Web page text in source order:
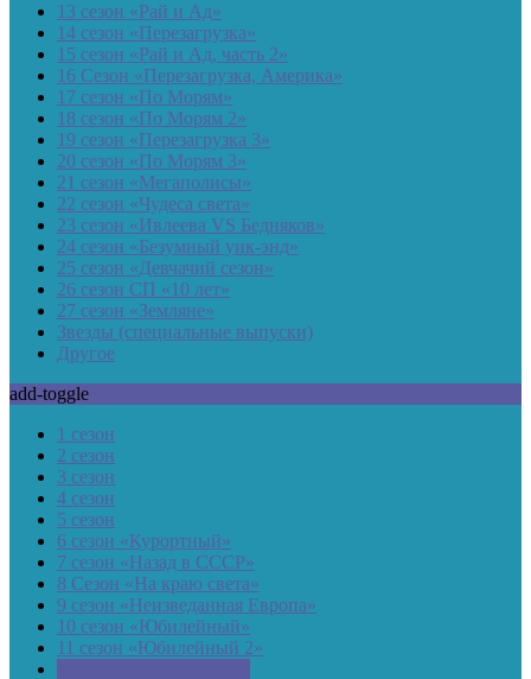
13 сезон «Рай и Ад»
14 сезон «Перезагрузка»
15 сезон «Рай и Ад, часть 2»
16 Сезон «Перезагрузка, Америка»
17 сезон «По Морям»
18 сезон «По Морям 2»
19 сезон «Перезагрузка 3»
20 сезон «По Морям 3»
21 сезон «Мегаполисы»
22 сезон «Чудеса света»
23 сезон «Ивлеева VS Бедняков»
24 сезон «Безумный уик-энд»
25 сезон «Девчачий сезон»
26 сезон СП «10 лет»
27 сезон «Земляне»
Звезды (специальные выпуски)
Другое
add-toggle
1 сезон
2 сезон
3 сезон
4 сезон
5 сезон
6 сезон «Курортный»
7 сезон «Назад в СССР»
8 Сезон «На краю света»
9 сезон «Неизведанная Европа»
10 сезон «Юбилейный»
11 сезон «Юбилейный 2»